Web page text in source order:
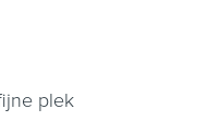
plek